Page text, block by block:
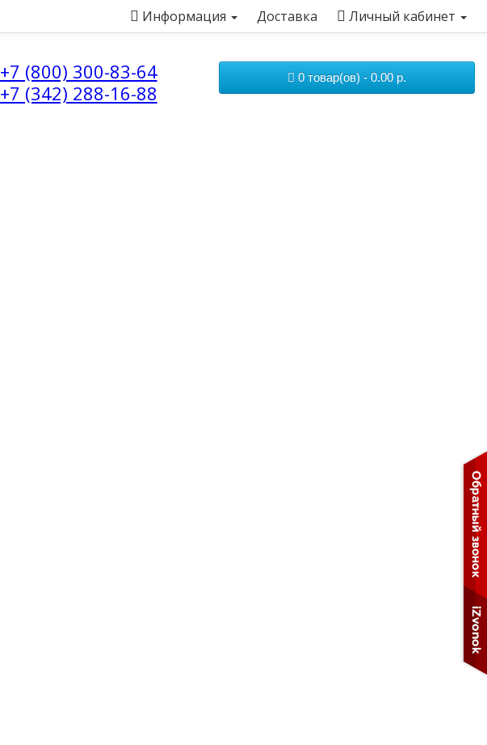
Информация Доставка Личный кабинет
+7 (800) 300-83-64
+7 (342) 288-16-88
0 товар(ов) - 0.00 р.